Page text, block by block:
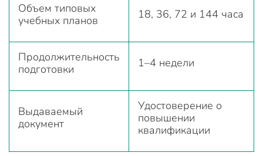
Объем типовых
учебных планов
18, 36, 72 и 144 часа
Продолжительность
подготовки
1–4 недели
Выдаваемый
документ
Удостоверение о
повышении
квалификации